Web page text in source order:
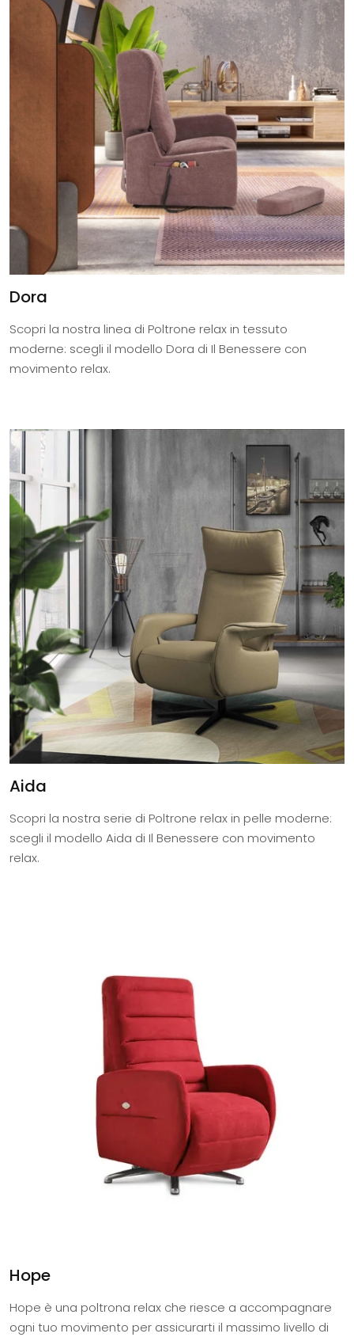
Dora
Scopri la nostra linea di Poltrone relax in tessuto
moderne: scegli il modello Dora di Il Benessere con
movimento relax.
Aida
Scopri la nostra serie di Poltrone relax in pelle moderne:
scegli il modello Aida di Il Benessere con movimento
relax.
Hope
Hope è una poltrona relax che riesce a accompagnare
ogni tuo movimento per assicurarti il massimo livello di